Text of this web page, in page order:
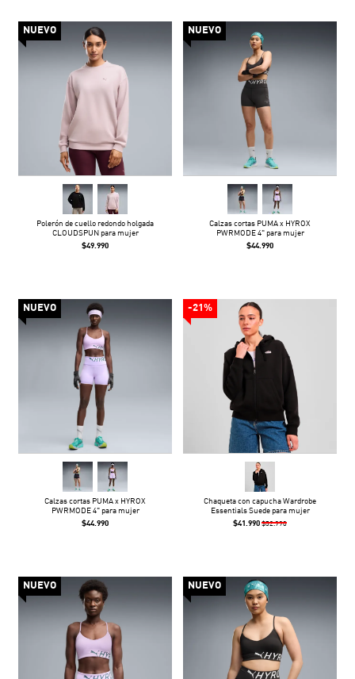
NUEVO
Polerón de cuello redondo holgada
CLOUDSPUN para mujer
$49.990
NUEVO
Calzas cortas PUMA x HYROX
PWRMODE 4" para mujer
$44.990
NUEVO
Calzas cortas PUMA x HYROX
PWRMODE 4" para mujer
$44.990
-21%
Chaqueta con capucha Wardrobe
Essentials Suede para mujer
$41.990 $52.990
NUEVO NUEVO